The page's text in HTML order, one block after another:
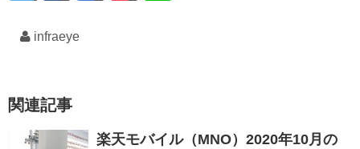
infraeye
関連記事
楽天モバイル（MNO）2020年10月の